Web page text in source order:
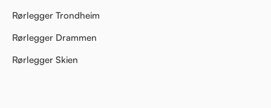
Rørlegger Trondheim
Rørlegger Drammen
Rørlegger Skien